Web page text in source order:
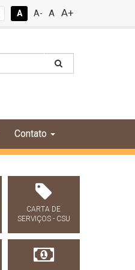
A A- A A+
Contato
CARTA DE
SERVIÇOS - CSU